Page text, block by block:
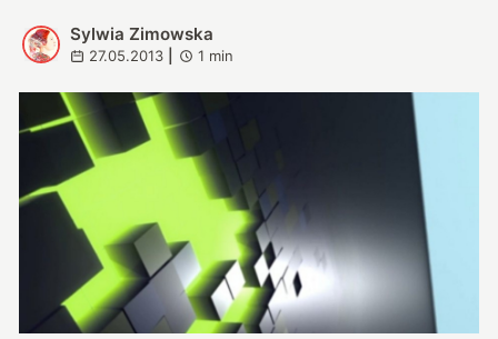
S
Sylwia Zimowska
27.05.2013 1 min